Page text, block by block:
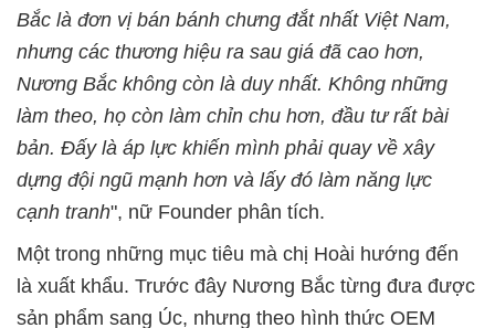
Bắc là đơn vị bán bánh chưng đắt nhất Việt Nam,
nhưng các thương hiệu ra sau giá đã cao hơn,
Nương Bắc không còn là duy nhất. Không những
làm theo, họ còn làm chỉn chu hơn, đầu tư rất bài
bản. Đấy là áp lực khiến mình phải quay về xây
dựng đội ngũ mạnh hơn và lấy đó làm năng lực
cạnh tranh", nữ Founder phân tích.
Một trong những mục tiêu mà chị Hoài hướng đến
là xuất khẩu. Trước đây Nương Bắc từng đưa được
sản phẩm sang Úc, nhưng theo hình thức OEM